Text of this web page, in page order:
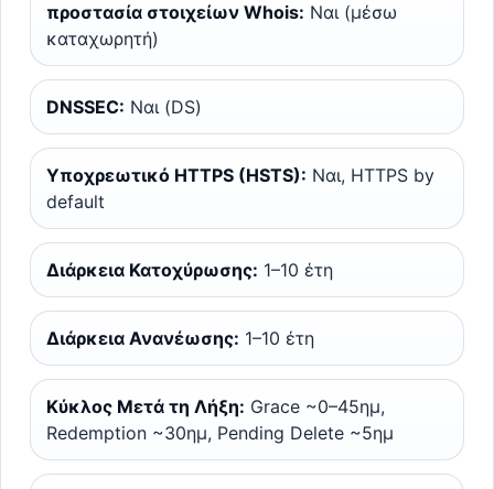
προστασία στοιχείων Whois: Ναι (μέσω
καταχωρητή)
DNSSEC: Ναι (DS)
Υποχρεωτικό HTTPS (HSTS): Ναι, HTTPS by
default
Διάρκεια Κατοχύρωσης: 1–10 έτη
Διάρκεια Ανανέωσης: 1–10 έτη
Κύκλος Μετά τη Λήξη: Grace ~0–45ημ,
Redemption ~30ημ, Pending Delete ~5ημ